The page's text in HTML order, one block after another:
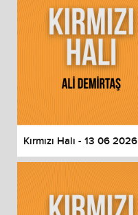
Kırmızı Halı - 13 06 2026